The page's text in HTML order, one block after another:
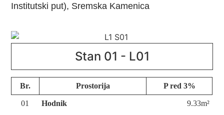
Institutski put), Sremska Kamenica
Stan 01 - L01
Br. Prostorija P red 3%
01 Hodnik
9.33m²